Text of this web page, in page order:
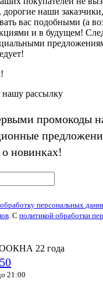
наши заказчики,
вас подобными (а
и в будущем!
рассылку
промокоды
новинках!
обработку персональных
. С политикой обработки
21:00